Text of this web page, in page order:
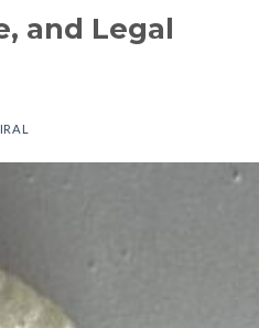
and Legal